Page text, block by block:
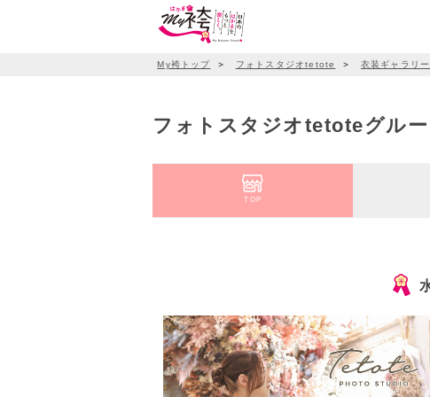
My袴トップ ＞ フォトスタジオtetote ＞ 衣装ギャラリー
フォトスタジオtetoteグル
TOP